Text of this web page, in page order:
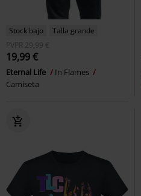
Stock bajo
Talla grande
PVPR 29,99 €
19,99 €
Eternal Life
In Flames
Camiseta